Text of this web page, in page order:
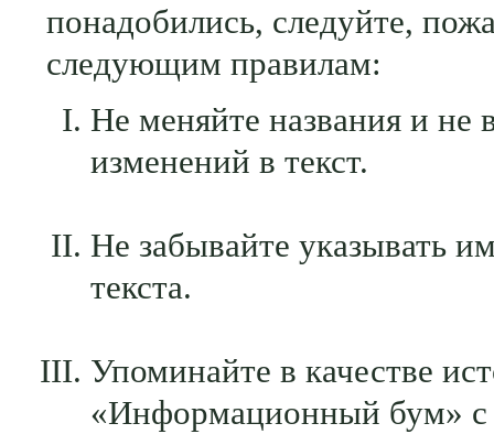
понадобились, следуйте,
следующим правилам:
Не меняйте названия и не
изменений в текст.
Не забывайте указывать
текста.
Упоминайте в качестве
«Информационный бум» с